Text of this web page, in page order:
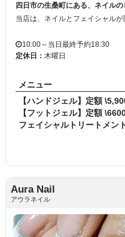
四日市の生桑町にある、ネイル
10:00～当日最終予約18:30
定休日： 木曜日
メニュー
【ハンドジェル】定額
【フットジェル】定額
フェイシャルトリートメン
Aura Nail
アウラネイル